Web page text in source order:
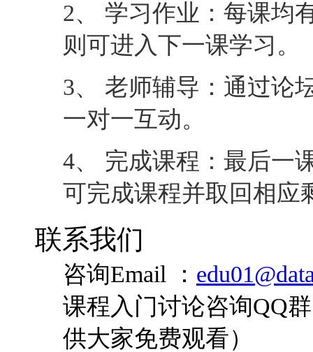
2、 学习作业：每课均
则可进入下一课学习。
3、 老师辅导：通过论
一对一互动。
4、 完成课程：最后一
可完成课程并取回相应
联系我们
咨询Email ：
课程入门讨论咨询QQ
供大家免费观看）